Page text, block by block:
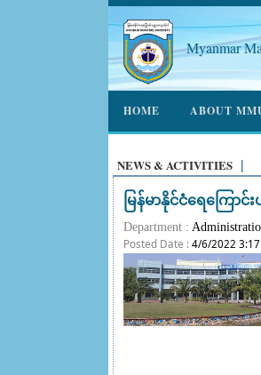
Myanmar
HOME ABOUT
NEWS & ACTIVITIES |
မြန်မာနိုင်ငံရေကြေ
Department :
Posted Date : 4/6/2022